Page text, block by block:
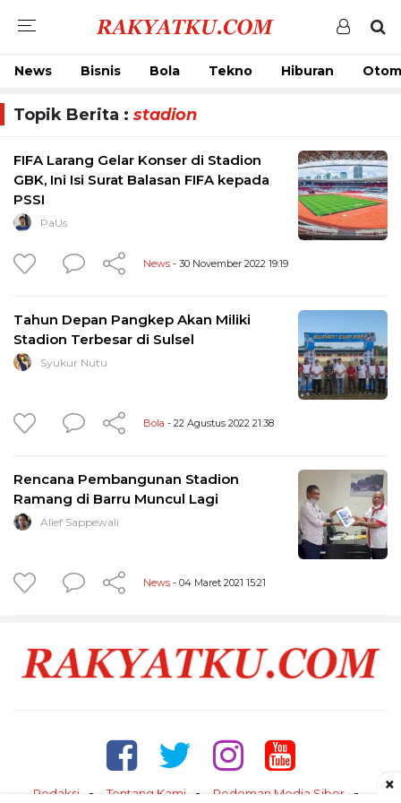
News Bisnis Bola Tekno Hiburan
Topik Berita : stadion
FIFA Larang Gelar Konser di Stadion
GBK, Ini Isi Surat Balasan FIFA kepada
PSSI
PaUs
News - 30 November 2022 19:19
Tahun Depan Pangkep Akan Miliki
Stadion Terbesar di Sulsel
Syukur Nutu
Bola - 22 Agustus 2022 21:38
Rencana Pembangunan Stadion
Ramang di Barru Muncul Lagi
Alief Sappewali
News - 04 Maret 2021 15:21
Redaksi Tentang Kami Pedoman Media Siber ×